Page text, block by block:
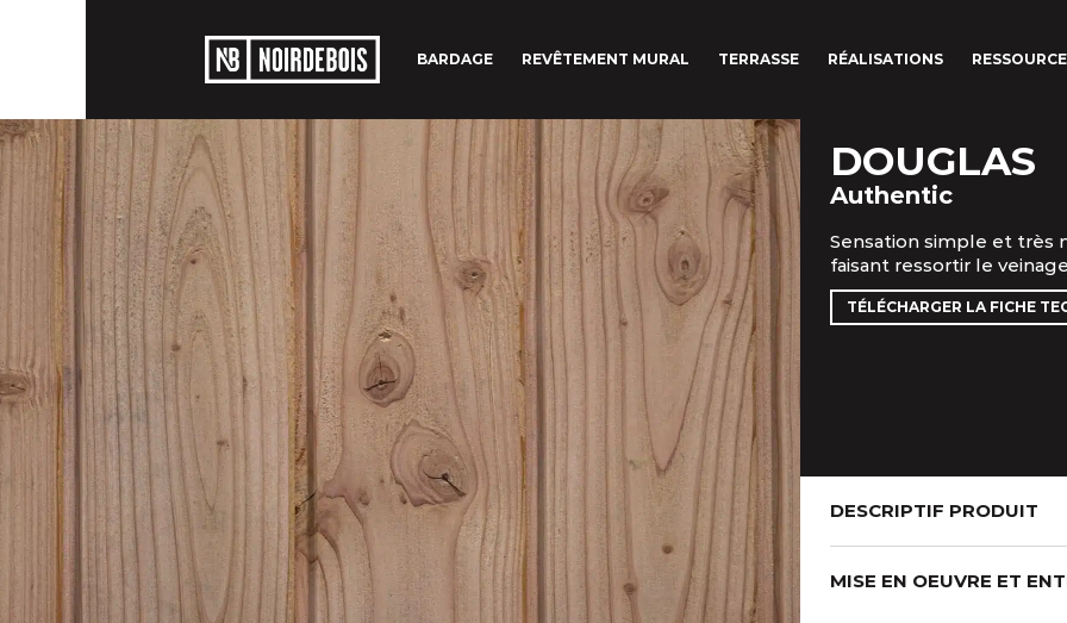
BARDAGE REVÊTEMENT MURAL TERRASSE RÉALISATIONS
DOUGLAS
Authentic
Sensation simple et très
faisant ressortir le
TÉLÉCHARGER LA FICHE
DESCRIPTIF PRODUIT
MISE EN OEUVRE ET